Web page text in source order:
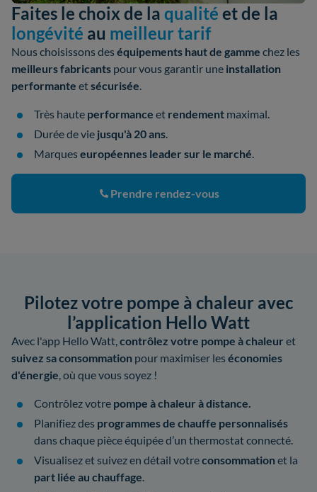
Faites le choix de la qualité et de la
longévité au meilleur tarif
Nous choisissons deséquipements haut de gamme chez les
meilleurs fabricants pour vous garantir une installation
performante etsécurisée.
Très haute performance et rendement maximal.
Durée de vie jusqu'à 20 ans.
Marqueseuropéennes leader sur le marché.
Prendre rendez-vous
Pilotez votre pompe à chaleur avec
l’application Hello Watt
Avec l'app Hello Watt,contrôlez votre pompe à chaleur et
suivez sa consommation pour maximiser les économies
d'énergie, où que vous soyez !
Contrôlez votre pompe à chaleur à distance.
Planifiez des programmes de chauffe personnalisés
dans chaque pièce équipée d’un thermostat connecté.
Visualisez et suivez en détail votreconsommation et la
part liée au chauffage.